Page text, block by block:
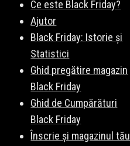
Ce este Black Friday?
Ajutor
Black Friday: Istorie și
Statistici
Ghid pregătire magazin
Black Friday
Ghid de Cumpărături
Black Friday
Înscrie și magazinul tău